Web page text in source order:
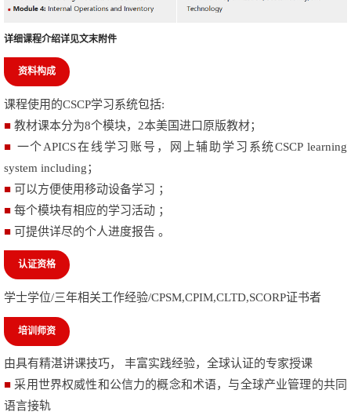
详细课程介绍详见文末附件
资料构成
课程使用的CSCP学习系统包括:
■ 教材课本分为8个模块， 2本美国进口原版教材；
■ 一个APICS在线学习账号，网上辅助学习系统CSCP learning
system including；
■ 可以方便使用移动设备学习 ；
■ 每个模块有相应的学习活动 ；
■ 可提供详尽的个人进度报告 。
认证资格
学士学位/三年相关工作经验/CPSM,CPIM,CLTD,SCORP证书者
培训师资
由具有精湛讲课技巧， 丰富实践经验，全球认证的专家授课
■ 采用世界权威性和公信力的概念和术语，与全球产业管理的共同
语言接轨